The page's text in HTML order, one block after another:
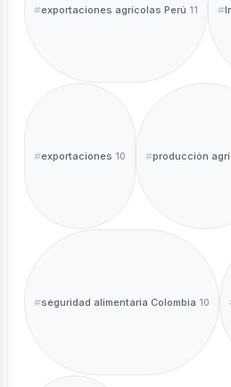
exportaciones agrícolas Perú 11
exportaciones 10 producción
seguridad alimentaria Colombia 10